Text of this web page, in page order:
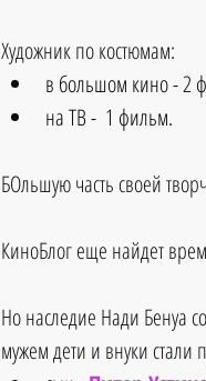
Художник по костюмам:
в большом кино - 2
на ТВ -  1 фильм.
БОльшую часть своей
КиноБлог еще найдет
Но наследие Нади Бенуа
мужем дети и внуки стали